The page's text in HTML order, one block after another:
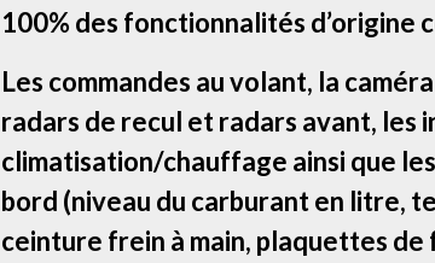
100% des fonctionnalités d’origine
Les commandes au volant, la
radars de recul et radars avant, les
climatisation/chauffage ainsi que
bord (niveau du carburant en litre,
ceinture frein à main, plaquettes